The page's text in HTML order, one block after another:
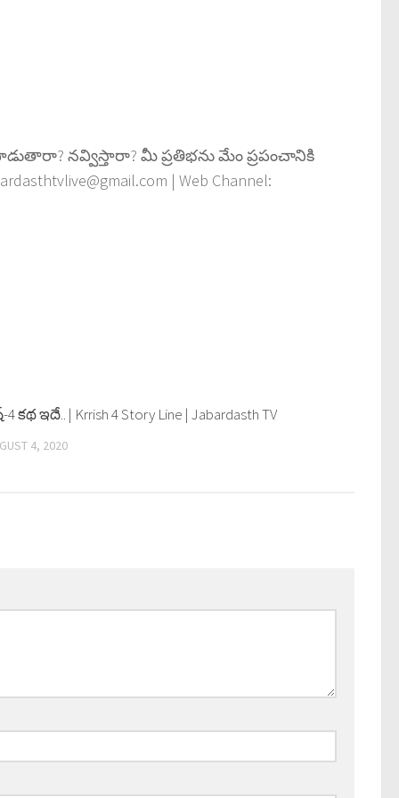
న‌వ్విస్తారా? మీ ప్ర‌తిభ‌ను మేం ప్రపంచానికి
| Web Channel:
4 క‌థ ఇదే.. | Krrish 4 Story Line | Jabardasth TV
4, 2020